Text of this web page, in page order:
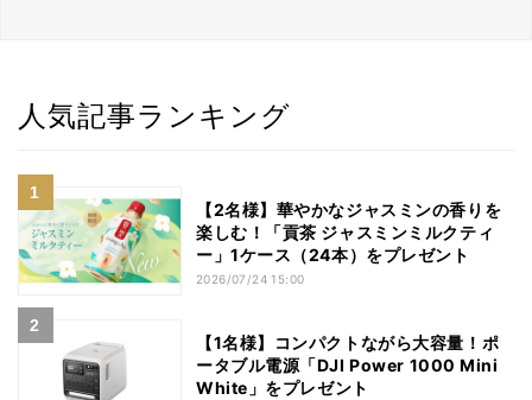
人気記事ランキング
【2名様】華やかなジャスミンの香りを
楽しむ！「貢茶 ジャスミンミルクティ
ー」1ケース（24本）をプレゼント
2026/07/24 15:00
【1名様】コンパクトながら大容量！ポ
ータブル電源「DJI Power 1000 Mini
White」をプレゼント